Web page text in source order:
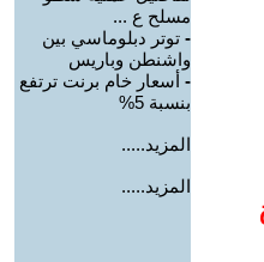
مسلح ع ...
- توتر دبلوماسي بين
واشنطن وباريس
- أسعار خام برنت ترتفع
بنسبة 5%
المزيد.....
المزيد.....